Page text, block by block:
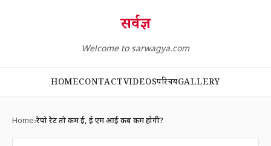
सर्वज्ञ
Welcome to sarwagya.com
HOMECONTACTVIDEOSपरिचयGALLERY
Home रेपो रेट तो कम हुई, ई एम आई कब कम होगी?